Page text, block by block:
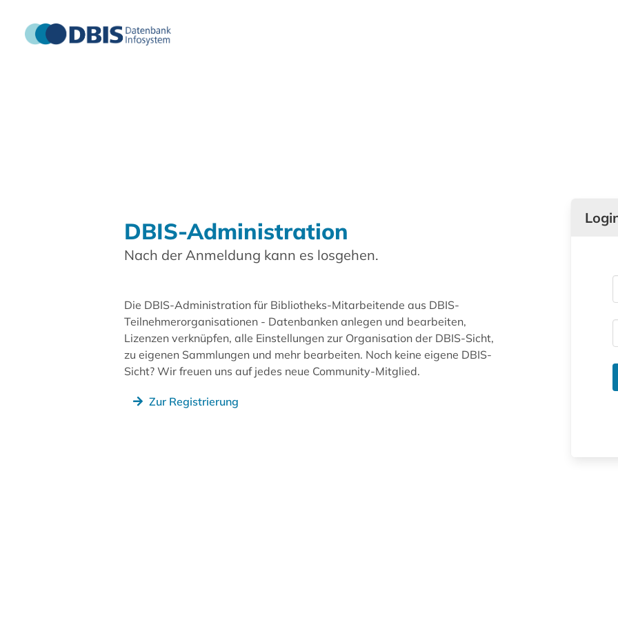
DBIS-Administration
Nach der Anmeldung kann es losgehen.
Die DBIS-Administration für Bibliotheks-Mitarbeitende aus DBIS-
Teilnehmerorganisationen - Datenbanken anlegen und bearbeiten,
Lizenzen verknüpfen, alle Einstellungen zur Organisation der DBIS-Sicht,
zu eigenen Sammlungen und mehr bearbeiten. Noch keine eigene DBIS-
Sicht? Wir freuen uns auf jedes neue Community-Mitglied.
Zur Registrierung